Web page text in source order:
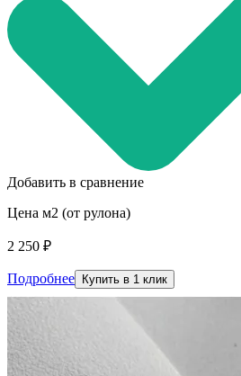
Добавить в сравнение
Цена м2 (от рулона)
2 250 ₽
Подробнее Купить в 1 клик